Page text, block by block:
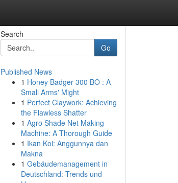
Search
Go
Published News
1 Honey Badger 300 BO : A
Small Arms' Might
1 Perfect Claywork: Achieving
the Flawless Shatter
1 Agro Shade Net Making
Machine: A Thorough Guide
1 Ikan Koi: Anggunnya dan
Makna
1 Gebäudemanagement in
Deutschland: Trends und